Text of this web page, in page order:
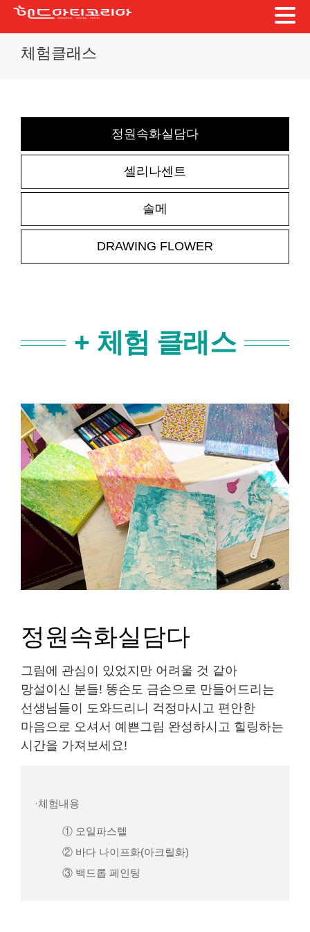
Skip
체험클래스
정원속화실담다
셀리나센트
솔메
DRAWING FLOWER
+ 체험 클래스
정원속화실담다
그림에 관심이 있었지만 어려울 것 같아
망설이신 분들! 똥손도 금손으로 만들어드리는
선생님들이 도와드리니 걱정마시고 편안한
마음으로 오셔서 예쁜그림 완성하시고 힐링하는
시간을 가져보세요!
·체험내용
① 오일파스텔
② 바다 나이프화(아크릴화)
③ 백드롭 페인팅